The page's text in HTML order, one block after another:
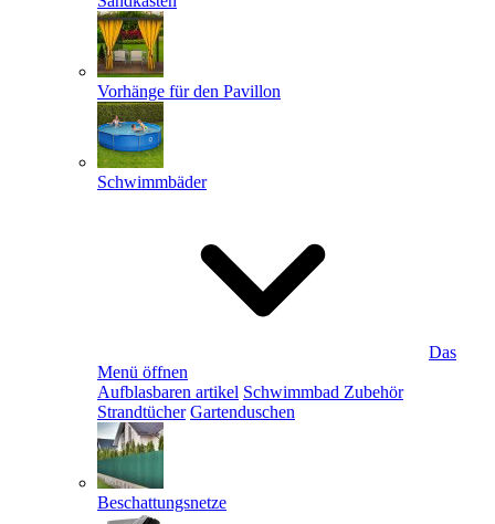
Vorhänge für den Pavillon
Schwimmbäder
Das
Menü öffnen
Aufblasbaren artikel Schwimmbad Zubehör
Strandtücher Gartenduschen
Beschattungsnetze